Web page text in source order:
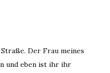
Der Frau meines
und eben ist ihr ihr